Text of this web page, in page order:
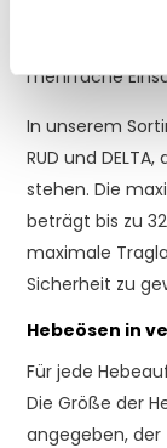
Grade-80- und
mehrfache
In unserem
RUD und
stehen. Die
beträgt bis zu
maximale
Sicherheit zu
Hebeösen in
Für jede
Die Größe der
angegeben,